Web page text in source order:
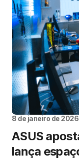
8 de janeiro de 2026
ASUS
lança